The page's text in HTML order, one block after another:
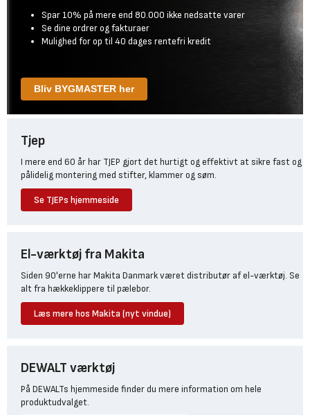
Spar 10% på mere end 80.000 ikke nedsatte varer
Se dine ordrer og fakturaer
Mulighed for op til 40 dages rentefri kredit
Bliv BYGMASTER her
Tjep
I mere end 60 år har TJEP gjort det hurtigt og effektivt at sikre fast og
pålidelig montering med stifter, klammer og søm.
Se TJEPs hjemmeside
El-værktøj fra Makita
Siden 90'erne har Makita Danmark været distributør af el-værktøj. Se
alt fra hækkeklippere til pælebor.
Læs mere hos Makita (nyt vindue)
DEWALT værktøj
På DEWALTs hjemmeside finder du mere information om hele
produktudvalget.